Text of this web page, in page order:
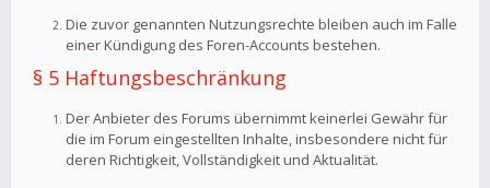
Die zuvor genannten Nutzungsrechte bleiben auch im Falle
einer Kündigung des Foren-Accounts bestehen.
§ 5 Haftungsbeschränkung
Der Anbieter des Forums übernimmt keinerlei Gewähr für
die im Forum eingestellten Inhalte, insbesondere nicht für
deren Richtigkeit, Vollständigkeit und Aktualität.